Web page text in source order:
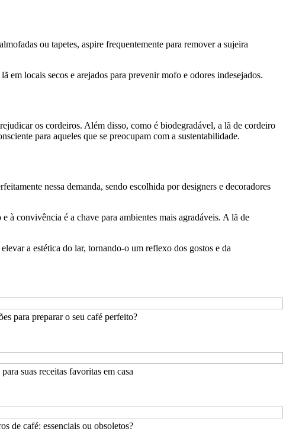
ou tapetes, aspire frequentemente para remover a sujeira
locais secos e arejados para prevenir mofo e odores indesejados.
os cordeiros. Além disso, como é biodegradável, a lã de cordeiro
para aqueles que se preocupam com a sustentabilidade.
nessa demanda, sendo escolhida por designers e decoradores
à convivência é a chave para ambientes mais agradáveis. A lã de
a estética do lar, tornando-o um reflexo dos gostos e da
para preparar o seu café perfeito?
suas receitas favoritas em casa
de café: essenciais ou obsoletos?